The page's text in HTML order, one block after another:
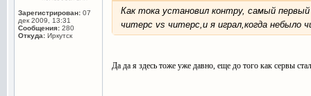
Зарегистрирован: 07
дек 2009, 13:31
Сообщения: 280
Откуда: Иркутск
Как тока установил контру, самый
читерс vs читерс,и я играл,когда
Да да я здесь тоже уже давно, еще до того как сервы